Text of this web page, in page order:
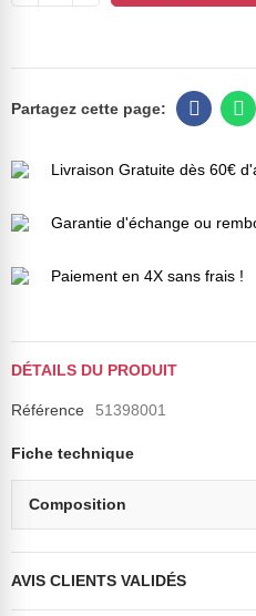
Livraison Gratuite dès 60€
Garantie d'échange ou
Paiement en 4X sans frais !
DÉTAILS DU PRODUIT
Référence 51398001
Fiche technique
Composition
AVIS CLIENTS VALIDÉS